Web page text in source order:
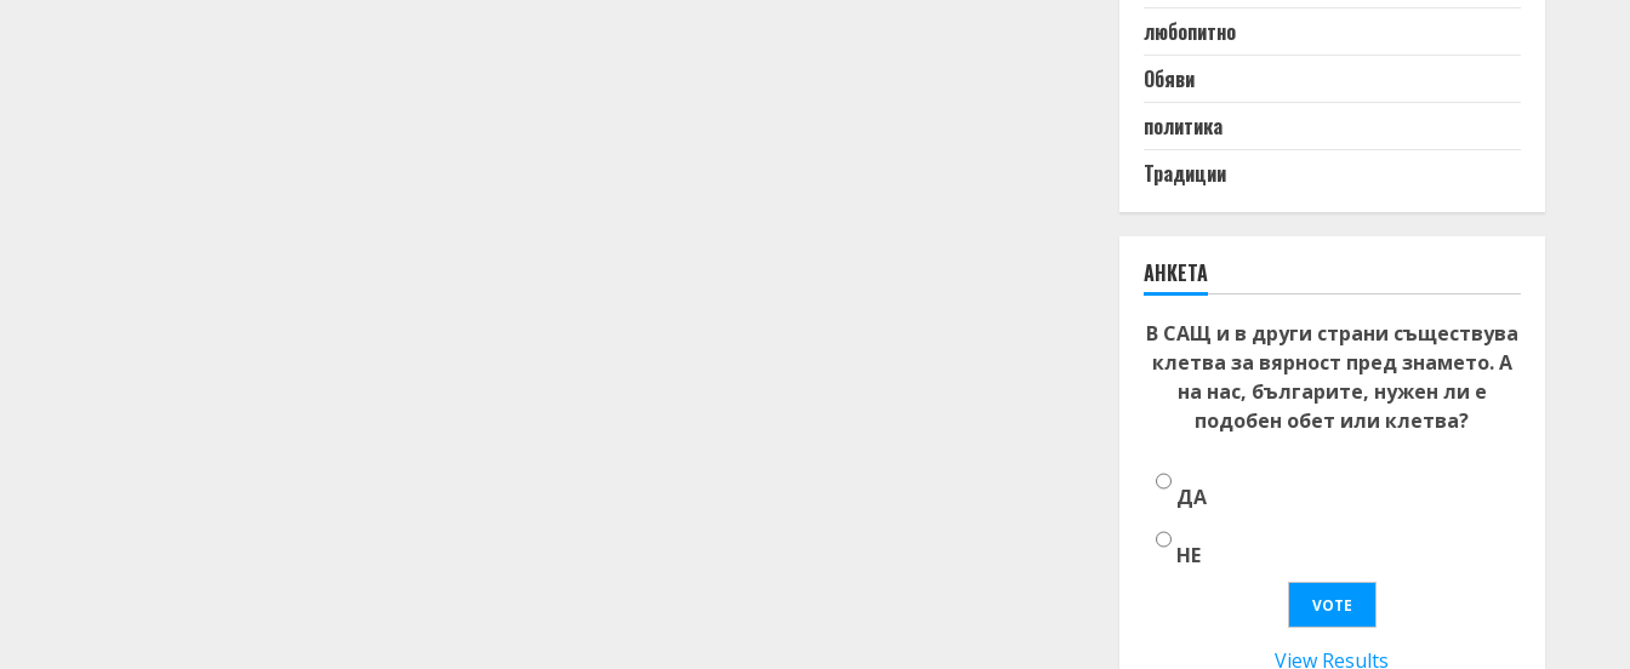
любопитно
Обяви
политика
Традиции
АНКЕТА
В САЩ и в други страни съществува
клетва за вярност пред знамето. А
на нас, българите, нужен ли е
подобен обет или клетва?
ДА
НЕ
View Results